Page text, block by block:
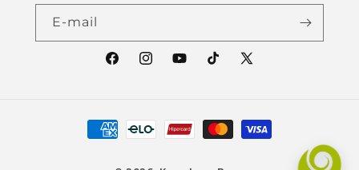
E-mail
FacebookInstagramYouTubeTikTokX
Formas
de
pagamento